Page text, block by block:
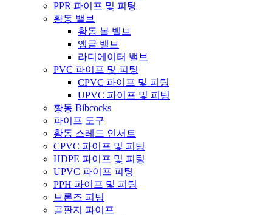
PPR 파이프 및 피팅
황동 밸브
황동 볼 밸브
앵글 밸브
라디에이터 밸브
PVC 파이프 및 피팅
CPVC 파이프 및 피팅
UPVC 파이프 및 피팅
황동 Bibcocks
파이프 도구
황동 스레드 인서트
CPVC 파이프 및 피팅
HDPE 파이프 및 피팅
UPVC 파이프 피팅
PPH 파이프 및 피팅
브론즈 피팅
골판지 파이프